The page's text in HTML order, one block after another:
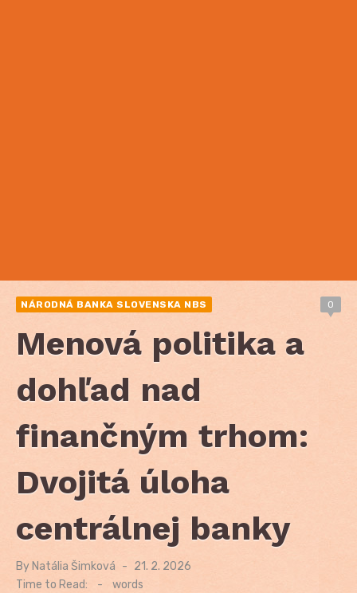
NÁRODNÁ BANKA SLOVENSKA NBS 0
Menová politika a
dohľad nad
finančným trhom:
Dvojitá úloha
centrálnej banky
By Natália Šimková
Posted
on
21. 2. 2026
Time to Read:
- words